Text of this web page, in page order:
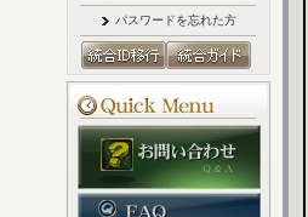
パスワードを忘れた方